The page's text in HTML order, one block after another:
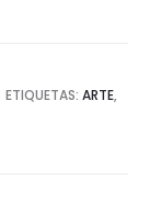
ETIQUETAS: ARTE,